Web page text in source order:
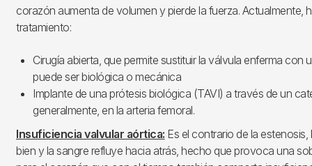
corazón aumenta de volumen y pierde la fuerza. Actualmente,
tratamiento:
Cirugía abierta, que permite sustituir la válvula enferma con
puede ser biológica o mecánica
Implante de una prótesis biológica (TAVI) a través de un
generalmente, en la arteria femoral.
Insuficiencia valvular aórtica: Es el contrario de la
bien y la sangre refluye hacia atrás, hecho que provoca una